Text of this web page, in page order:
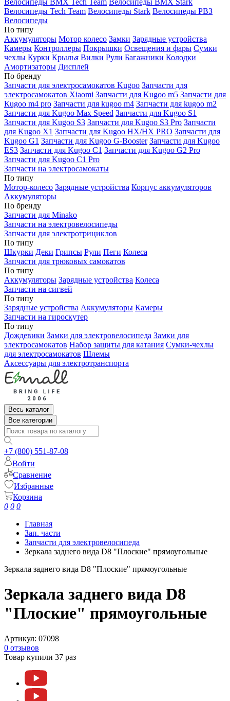
Велосипеды BMX Tech Team Велосипеды BMX Stark
Велосипеды Tech Team Велосипеды Stark Велосипеды РВЗ
Велосипеды
По типу
Аккумуляторы Мотор колесо Замки Зарядные устройства
Камеры Контроллеры Покрышки Освещения и фары Сумки
чехлы Курки Крылья Вилки Рули Багажники Колодки
Амортизаторы Дисплей
По бренду
Запчасти для электросамокатов Kugoo Запчасти для
электросамокатов Xiaomi Запчасти для Kugoo m5 Запчасти для
Кugoo m4 pro Запчасти для kugoo m4 Запчасти для kugoo m2
Запчасти для Kugoo Max Speed Запчасти для Kugoo S1
Запчасти для Kugoo S3 Запчасти для Kugoo S3 Pro Запчасти
для Kugoo X1 Запчасти для Kugoo HX/HX PRO Запчасти для
Kugoo G1 Запчасти для Kugoo G-Booster Запчасти для Kugoo
ES3 Запчасти для Kugoo C1 Запчасти для Kugoo G2 Pro
Запчасти для Kugoo C1 Pro
Запчасти на электросамокаты
По типу
Мотор-колесо Зарядные устройства Корпус аккумуляторов
Аккумуляторы
По бренду
Запчасти для Minako
Запчасти на электровелосипеды
Запчасти для электротрициклов
По типу
Шкурки Деки Грипсы Рули Пеги Колеса
Запчасти для трюковых самокатов
По типу
Аккумуляторы Зарядные устройства Колеса
Запчасти на сигвей
По типу
Зарядные устройства Аккумуляторы Камеры
Запчасти на гироскутер
По типу
Дождевики Замки для электровелосипеда Замки для
электросамокатов Набор защиты для катания Сумки-чехлы
для электросамокатов Шлемы
Аксессуары для электротранспорта
Весь каталог
Все категории
+7 (800) 551-87-08
Войти
Сравнение
Избранные
Корзина
0 0 0
Главная
Зап. части
Запчасти для электровелосипеда
Зеркала заднего вида D8 "Плоские" прямоугольные
Зеркала заднего вида D8 "Плоские" прямоугольные
Зеркала заднего вида D8
"Плоские" прямоугольные
Артикул: 07098
0 отзывов
Товар купили 37 раз